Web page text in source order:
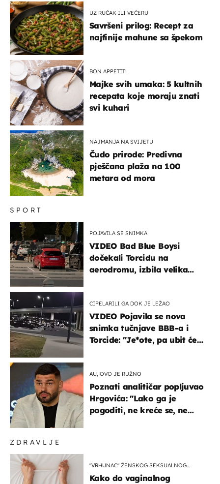
ZDRAVLJE
"VRHUNAC" ŽENSKOG SEKSUALNOG
Kako do vaginalnog
SPORT
POJAVILA SE SNIMKA
VIDEO Bad Blue Boysi
dočekali Torcidu na
aerodromu, izbila velika
CIPELARILI GA DOK JE LEŽAO
VIDEO Pojavila se nova
snimka tučnjave BBB-a i
Torcide: "Je*ote, pa ubit će
AU, OVO JE RUŽNO
Poznati analitičar popljuvao
Hrgovića: "Lako ga je
pogoditi, ne kreće se, ne
UZ RUČAK ILI VEČERU
Savršeni prilog: Recept za
najfinije mahune sa špekom
BON APPETIT!
Majke svih umaka: 5 kultnih
recepata koje moraju znati
svi kuhari
NAJMANJA NA SVIJETU
Čudo prirode: Predivna
pješčana plaža na 100
metara od mora